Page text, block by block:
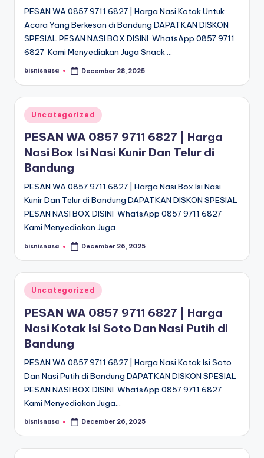
PESAN WA 0857 9711 6827 | Harga Nasi Kotak Untuk
Acara Yang Berkesan di Bandung DAPATKAN DISKON
SPESIAL PESAN NASI BOX DISINI WhatsApp 0857 9711
6827 Kami Menyediakan Juga Snack …
Posted
bisnisnasa December 28, 2025
Posted
in
Uncategorized
PESAN WA 0857 9711 6827 | Harga
Nasi Box Isi Nasi Kunir Dan Telur di
Bandung
PESAN WA 0857 9711 6827 | Harga Nasi Box Isi Nasi
Kunir Dan Telur di Bandung DAPATKAN DISKON SPESIAL
PESAN NASI BOX DISINI WhatsApp 0857 9711 6827
Kami Menyediakan Juga…
Posted
bisnisnasa December 26, 2025
Posted
in
Uncategorized
PESAN WA 0857 9711 6827 | Harga
Nasi Kotak Isi Soto Dan Nasi Putih di
Bandung
PESAN WA 0857 9711 6827 | Harga Nasi Kotak Isi Soto
Dan Nasi Putih di Bandung DAPATKAN DISKON SPESIAL
PESAN NASI BOX DISINI WhatsApp 0857 9711 6827
Kami Menyediakan Juga…
Posted
bisnisnasa December 26, 2025